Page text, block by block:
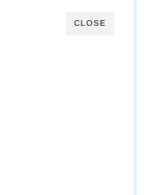
CLOSE